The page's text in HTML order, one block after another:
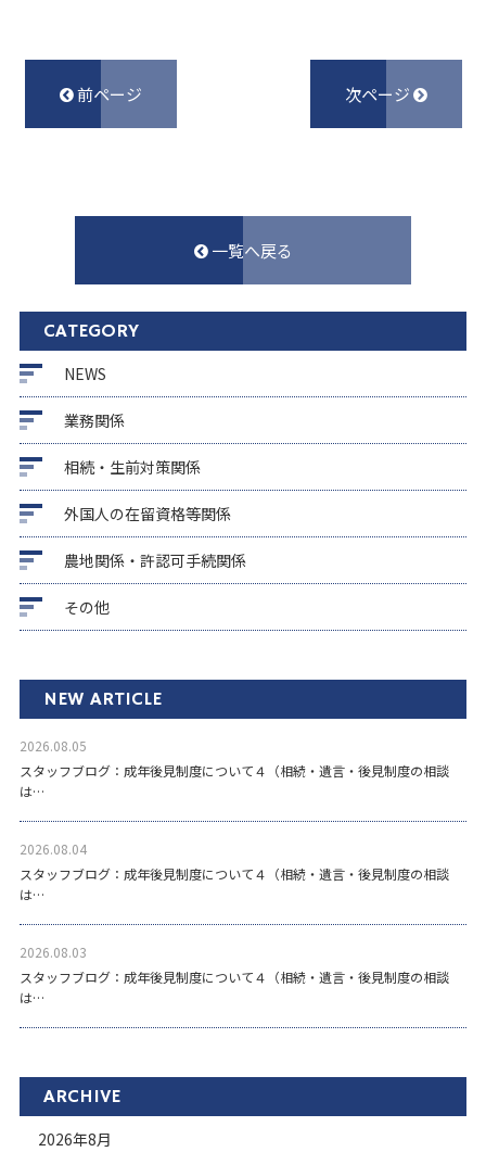
前ページ 次ページ
一覧へ戻る
CATEGORY
NEWS
業務関係
相続・生前対策関係
外国人の在留資格等関係
農地関係・許認可手続関係
その他
NEW ARTICLE
2026.08.05
スタッフブログ：成年後見制度について４（相続・遺言・後見制度の相談
は…
2026.08.04
スタッフブログ：成年後見制度について４（相続・遺言・後見制度の相談
は…
2026.08.03
スタッフブログ：成年後見制度について４（相続・遺言・後見制度の相談
は…
ARCHIVE
2026年8月